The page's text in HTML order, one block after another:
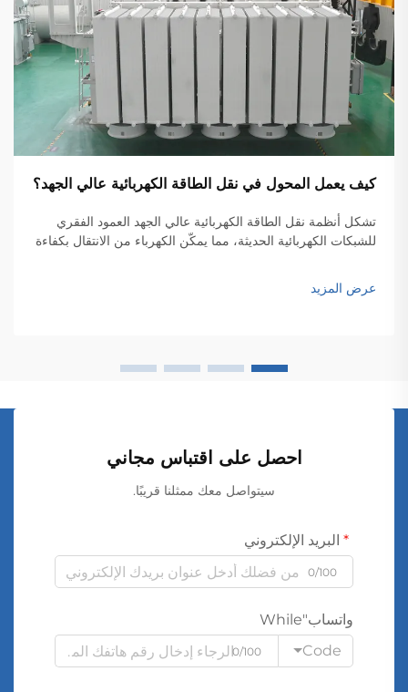
كيف يعمل المحول في نقل الطاقة الكهربائية عالي الجهد؟
تشكل أنظمة نقل الطاقة الكهربائية عالي الجهد العمود الفقري
للشبكات الكهربائية الحديثة، مما يمكّن الكهرباء من الانتقال بكفاءة
الشبكات المعقدة، وهو جهازٌ بالغ الأهمية يُعدّ عنصراً أساسياً في
البنية التحتية لنقل الطاقة...
عرض المزيد
احصل على اقتباس مجاني
سيتواصل معك ممثلنا قريبًا.
البريد الإلكتروني
0/100
واتساب"While
Code
0/100